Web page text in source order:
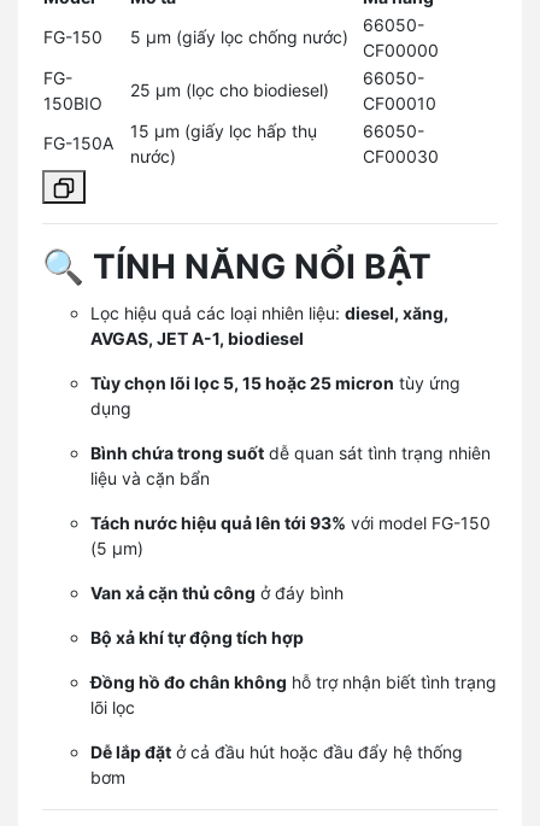
FG-150
5 µm (giấy lọc chống nước)
66050-
CF00000
FG-
150BIO
25 µm (lọc cho biodiesel)
66050-
CF00010
FG-150A
15 µm (giấy lọc hấp thụ
nước)
66050-
CF00030
🔍 TÍNH NĂNG NỔI BẬT
Lọc hiệu quả các loại nhiên liệu: diesel, xăng,
AVGAS, JET A-1, biodiesel
Tùy chọn lõi lọc 5, 15 hoặc 25 micron tùy ứng
dụng
Bình chứa trong suốt dễ quan sát tình trạng nhiên
liệu và cặn bẩn
Tách nước hiệu quả lên tới 93% với model FG-150
(5 µm)
Van xả cặn thủ công ở đáy bình
Bộ xả khí tự động tích hợp
Đồng hồ đo chân không hỗ trợ nhận biết tình trạng
lõi lọc
Dễ lắp đặt ở cả đầu hút hoặc đầu đẩy hệ thống
bơm